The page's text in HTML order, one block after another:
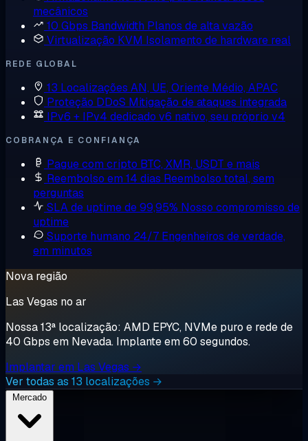
mecânicos
10 Gbps Bandwidth Planos de alta vazão
Virtualização KVM Isolamento de hardware real
REDE GLOBAL
13 Localizações AN, UE, Oriente Médio, APAC
Proteção DDoS Mitigação de ataques integrada
IPv6 + IPv4 dedicado v6 nativo, seu próprio v4
COBRANÇA E CONFIANÇA
Pague com cripto BTC, XMR, USDT e mais
Reembolso em 14 dias Reembolso total, sem
perguntas
SLA de uptime de 99,95% Nosso compromisso de
uptime
Suporte humano 24/7 Engenheiros de verdade,
em minutos
Nova região
Las Vegas no ar
Nossa 13ª localização: AMD EPYC, NVMe puro e rede de
40 Gbps em Nevada. Implante em 60 segundos.
Implantar em Las Vegas →
Ver todas as 13 localizações →